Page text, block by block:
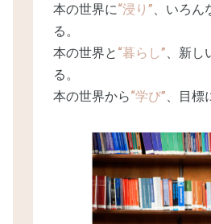
本の世界に“浸り”、いろん
る。
本の世界と “暮らし”、新し
る。
本の世界から“学び”、目標